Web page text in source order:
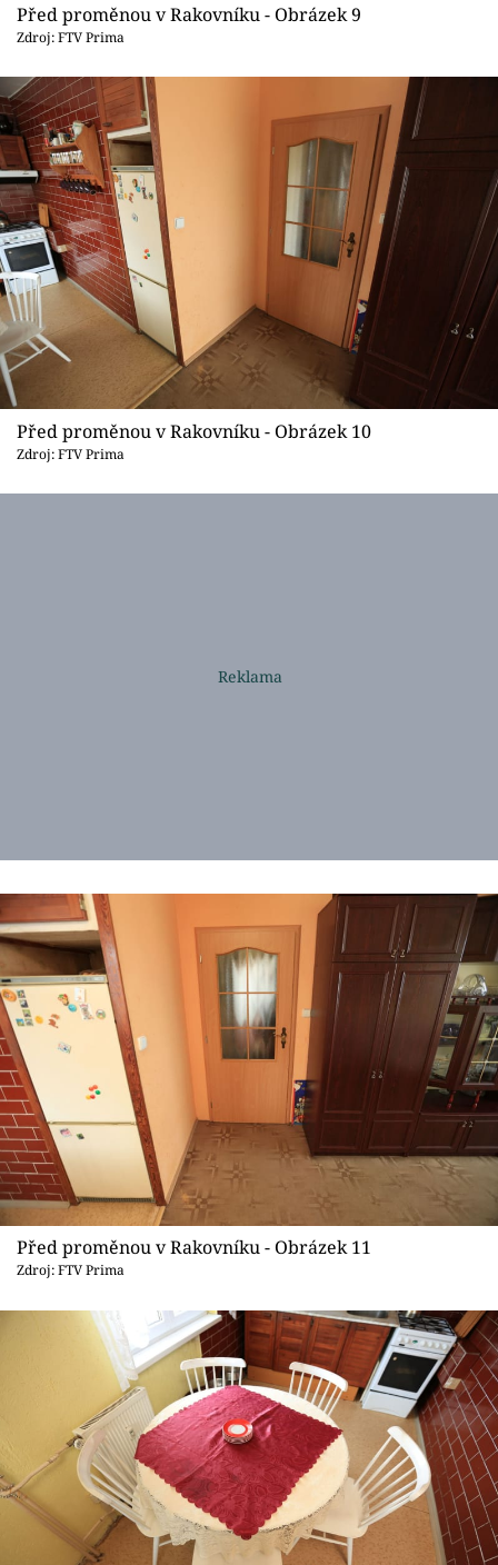
Před proměnou v Rakovníku - Obrázek 9
Zdroj: FTV Prima
Před proměnou v Rakovníku - Obrázek 10
Zdroj: FTV Prima
Před proměnou v Rakovníku - Obrázek 11
Zdroj: FTV Prima